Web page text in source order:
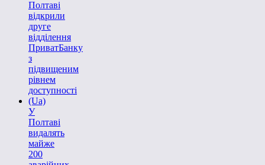
Полтаві
відкрили
друге
відділення
ПриватБанку
з
підвищеним
рівнем
доступності
(Ua)
У
Полтаві
видалять
майже
200